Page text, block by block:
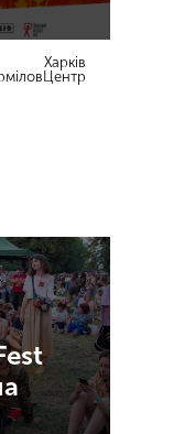
Харків